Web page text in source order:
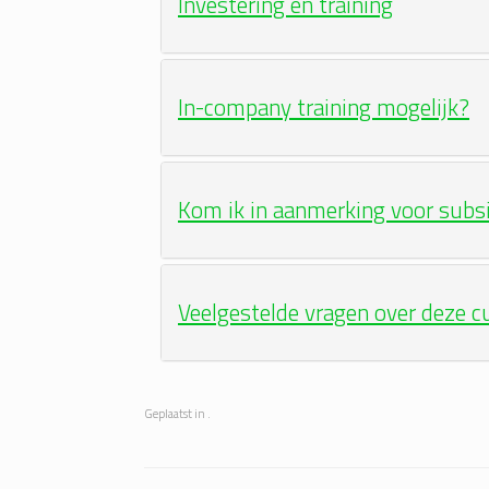
In-company training mogelijk?
Kom ik in aanmerking voor
Veelgestelde vragen over deze
Geplaatst in .